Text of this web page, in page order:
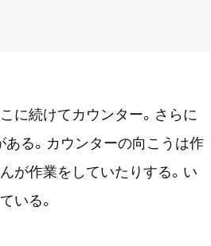
に続けてカウンター。さらに
る。カウンターの向こうは作
が作業をしていたりする。い
いる。